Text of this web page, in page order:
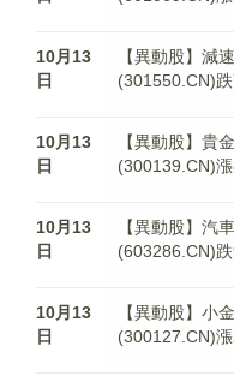
10月13
日
【異動股】減
(301550.CN)
10月13
日
【異動股】貴
(300139.CN)
10月13
日
【異動股】汽
(603286.CN)
10月13
日
【異動股】小
(300127.CN)